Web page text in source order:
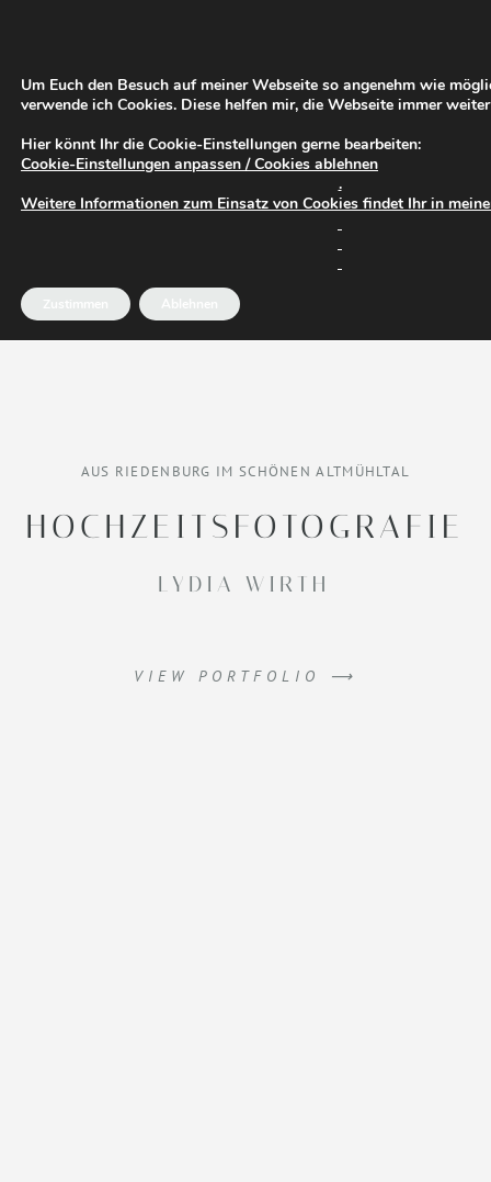
AUS RIEDENBURG IM SCHÖNEN ALTMÜHLTAL
HOCHZEITSFOTOGRAFIE
LYDIA WIRTH
VIEW PORTFOLIO ⟶
Um Euch den Besuch auf meiner Webseite so angenehm wie
verwende ich Cookies. Diese helfen mir, die Webseite immer
Hier könnt Ihr die Cookie-Einstellungen gerne bearbeiten:
Cookie-Einstellungen anpassen / Cookies ablehnen
.
Weitere Informationen zum Einsatz von Cookies findet Ihr in